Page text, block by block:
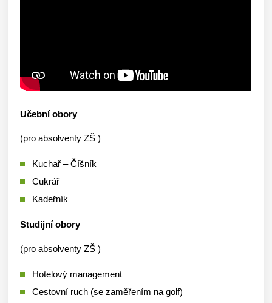
Učební obory
(pro absolventy ZŠ )
Kuchař – Číšník
Cukrář
Kadeřník
Studijní obory
(pro absolventy ZŠ )
Hotelový management
Cestovní ruch (se zaměřením na golf)